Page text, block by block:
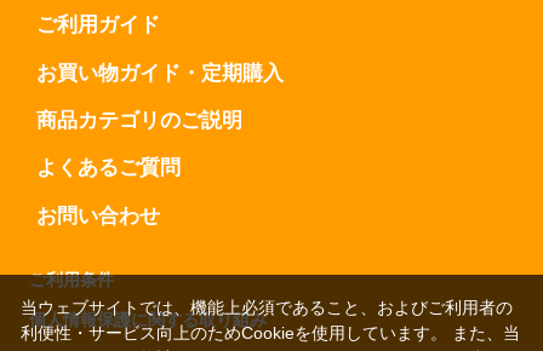
ご利用ガイド
お買い物ガイド・定期購入
商品カテゴリのご説明
よくあるご質問
お問い合わせ
ご利用条件
個人情報保護に関する取り組み
当ウェブサイトでは、機能上必須であること、およびご利用者の
利便性・サービス向上のためCookieを使用しています。 また、当